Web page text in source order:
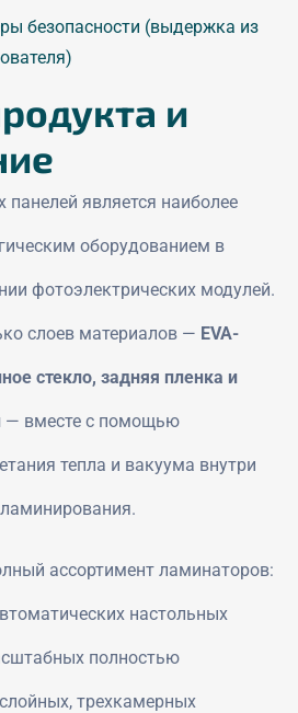
безопасности (выдержка из
и
является наиболее
оборудованием в
фотоэлектрических модулей.
слоев материалов — EVA-
стекло, задняя пленка и
— вместе с помощью
тепла и вакуума внутри
ассортимент ламинаторов:
настольных
полностью
трехкамерных